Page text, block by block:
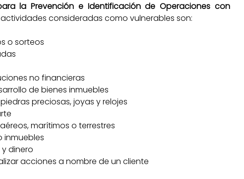
la Prevención e Identificación de Operaciones con
consideradas como vulnerables son:
o sorteos
no financieras
de bienes inmuebles
preciosas, joyas y relojes
marítimos o terrestres
inmuebles
dinero
acciones a nombre de un cliente